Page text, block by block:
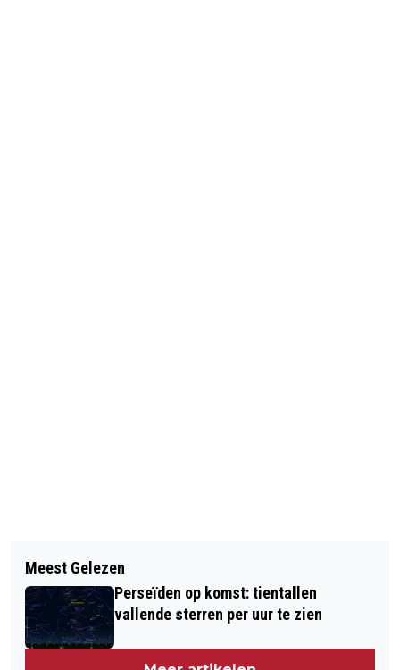
Meest Gelezen
Perseïden op komst: tientallen
vallende sterren per uur te zien